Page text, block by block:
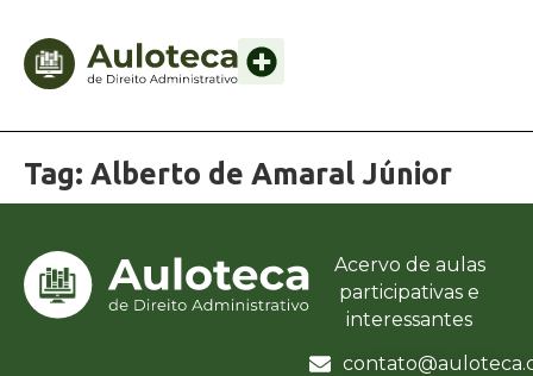
Tag: Alberto de Amaral Júnior
Acervo de aulas
participativas e
interessantes